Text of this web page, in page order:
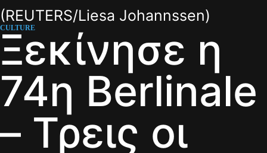
(REUTERS/Liesa Johannssen)
CULTURE
Ξεκίνησε η
74η Berlinale
– Τρεις οι